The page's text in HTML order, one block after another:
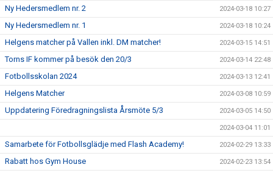
Ny Hedersmedlem nr. 2 2024-03-18 10:27
Ny Hedersmedlem nr. 1 2024-03-18 10:24
Helgens matcher på Vallen inkl. DM matcher! 2024-03-15 14:51
Torns IF kommer på besök den 20/3 2024-03-14 22:48
Fotbollsskolan 2024 2024-03-13 12:41
Helgens Matcher 2024-03-08 10:59
Uppdatering Föredragningslista Årsmöte 5/3 2024-03-05 14:50
2024-03-04 11:01
Samarbete för Fotbollsglädje med Flash Academy! 2024-02-29 13:33
Rabatt hos Gym House 2024-02-23 13:54